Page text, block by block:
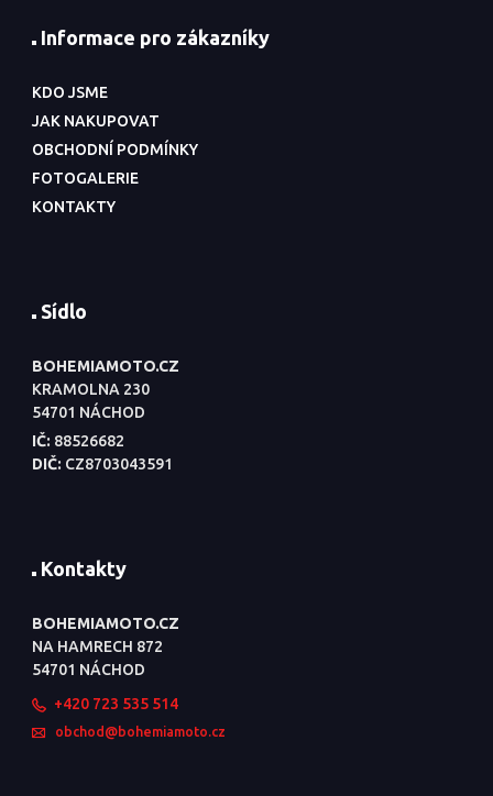
Informace pro zákazníky
KDO JSME
JAK NAKUPOVAT
OBCHODNÍ PODMÍNKY
FOTOGALERIE
KONTAKTY
Sídlo
BOHEMIAMOTO.CZ
KRAMOLNA 230
54701 NÁCHOD
IČ: 88526682
DIČ: CZ8703043591
Kontakty
BOHEMIAMOTO.CZ
NA HAMRECH 872
54701 NÁCHOD
+420 723 535 514
obchod@bohemiamoto.cz